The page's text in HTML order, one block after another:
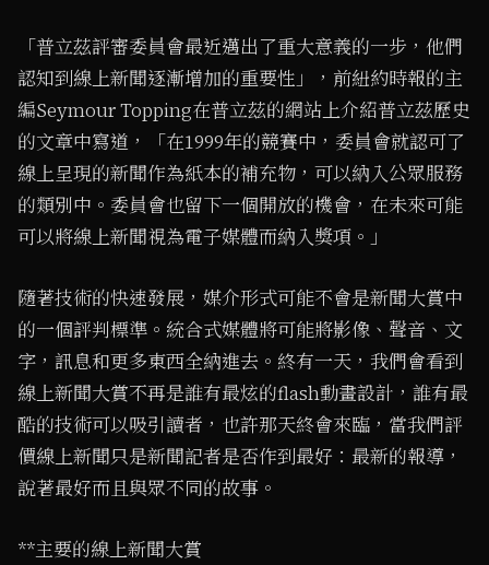
「普立茲評審委員會最近邁出了重大意義的一步，他們
認知到線上新聞逐漸增加的重要性」，前紐約時報的主
編Seymour Topping在普立茲的網站上介紹普立茲歷史
的文章中寫道，「在1999年的競賽中，委員會就認可了
線上呈現的新聞作為紙本的補充物，可以納入公眾服務
的類別中。委員會也留下一個開放的機會，在未來可能
可以將線上新聞視為電子媒體而納入獎項。」
隨著技術的快速發展，媒介形式可能不會是新聞大賞中
的一個評判標準。統合式媒體將可能將影像、聲音、文
字，訊息和更多東西全納進去。終有一天，我們會看到
線上新聞大賞不再是誰有最炫的flash動畫設計，誰有最
酷的技術可以吸引讀者，也許那天終會來臨，當我們評
價線上新聞只是新聞記者是否作到最好：最新的報導，
說著最好而且與眾不同的故事。
**主要的線上新聞大賞